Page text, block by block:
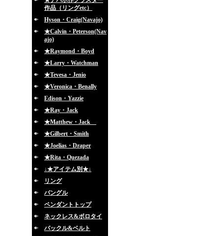
作品（リングetc）
Hyson・Craig(Navajo)
★Calvin・Peterson(Nav
ajo)
★Raymond・Boyd
★Larry・Watchman
★Tevesa・Jenio
★Veronica・Benally
Edison・Yazzie
★Ray・Jack
★Matthew・Jack
★Gilbert・Smith
★Joelias・Draper
★Rita・Quezada
↓★アイテム別★↓
リング
バングル
ペンダントトップ
ネックレス&ボロタイ
バックル&ベルト